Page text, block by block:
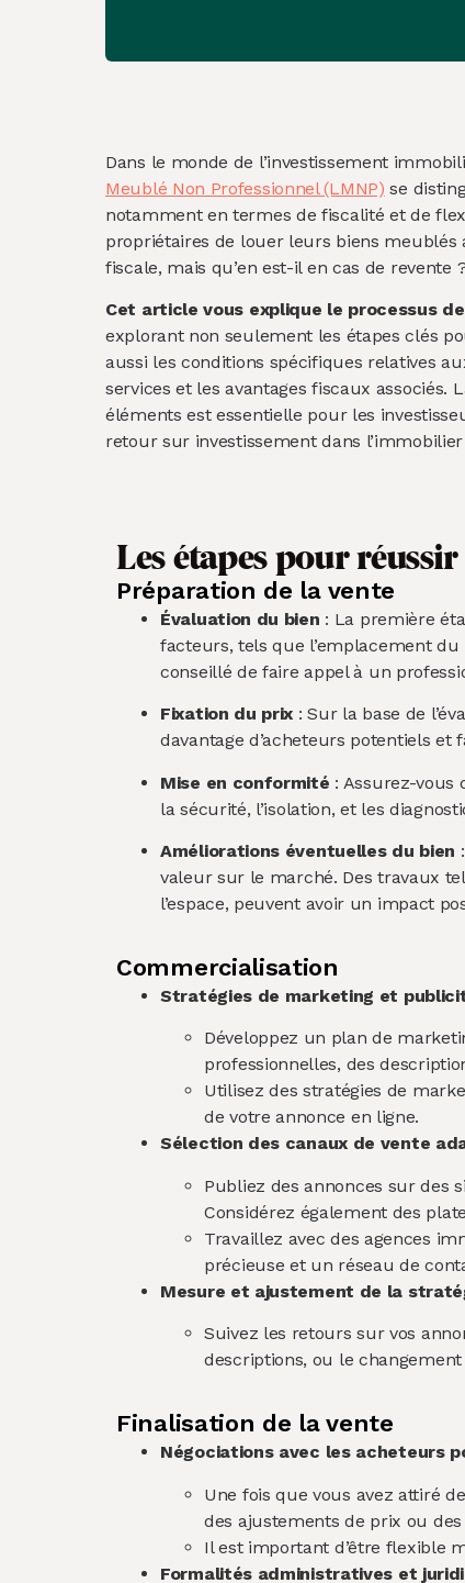
Dans le monde de l’investissement
Meublé Non Professionnel (LMNP) se
notamment en termes de fiscalité et de
propriétaires de louer leurs biens meublés
fiscale, mais qu’en est-il en cas de revente
Cet article vous explique le processus
explorant non seulement les étapes clés
aussi les conditions spécifiques relatives
services et les avantages fiscaux associés.
éléments est essentielle pour les
retour sur investissement dans
Les étapes pour
Préparation de la vente
Évaluation du bien : La première
facteurs, tels que l’emplacement
conseillé de faire appel à un
Fixation du prix : Sur la base de
davantage d’acheteurs potentiels et
Mise en conformité : Assurez-vous
la sécurité, l’isolation, et les
Améliorations éventuelles du bien
valeur sur le marché. Des travaux
l’espace, peuvent avoir un impact
Commercialisation
Stratégies de marketing et
Développez un plan de
professionnelles, des
Utilisez des stratégies de
de votre annonce en lign​​​​e.
Sélection des canaux de vente
Publiez des annonces sur des
Considérez également des
Travaillez avec des agences
précieuse et un réseau de
Mesure et ajustement de la
Suivez les retours sur vos
descriptions, ou le
Finalisation de la vente
Négociations avec les acheteurs
Une fois que vous avez attiré
des ajustements de prix ou
Il est important d’être flexible
Formalités administratives et